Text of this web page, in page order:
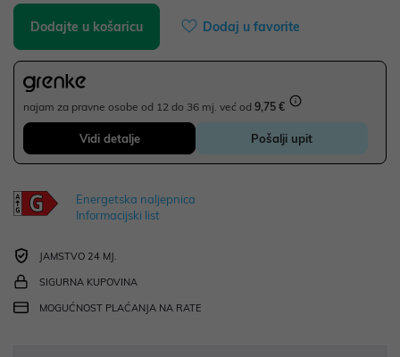
Dodajte u košaricu Dodaj u favorite
najam za pravne osobe od 12 do 36 mj. već od 9,75 €
Vidi detalje Pošalji upit
Energetska naljepnica
Informacijski list
JAMSTVO 24 MJ.
SIGURNA KUPOVINA
MOGUĆNOST PLAĆANJA NA RATE